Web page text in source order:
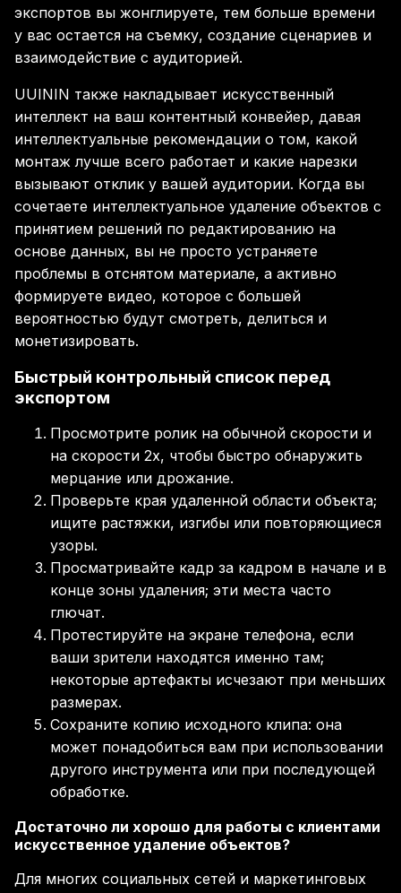
экспортов вы жонглируете, тем больше времени
у вас остается на съемку, создание сценариев и
взаимодействие с аудиторией.
UUININ также накладывает искусственный
интеллект на ваш контентный конвейер, давая
интеллектуальные рекомендации о том, какой
монтаж лучше всего работает и какие нарезки
вызывают отклик у вашей аудитории. Когда вы
сочетаете интеллектуальное удаление объектов с
принятием решений по редактированию на
основе данных, вы не просто устраняете
проблемы в отснятом материале, а активно
формируете видео, которое с большей
вероятностью будут смотреть, делиться и
монетизировать.
Быстрый контрольный список перед
экспортом
Просмотрите ролик на обычной скорости и
на скорости 2x, чтобы быстро обнаружить
мерцание или дрожание.
Проверьте края удаленной области объекта;
ищите растяжки, изгибы или повторяющиеся
узоры.
Просматривайте кадр за кадром в начале и в
конце зоны удаления; эти места часто
глючат.
Протестируйте на экране телефона, если
ваши зрители находятся именно там;
некоторые артефакты исчезают при меньших
размерах.
Сохраните копию исходного клипа: она
может понадобиться вам при использовании
другого инструмента или при последующей
обработке.
Достаточно ли хорошо для работы с клиентами
искусственное удаление объектов?
Для многих социальных сетей и маркетинговых